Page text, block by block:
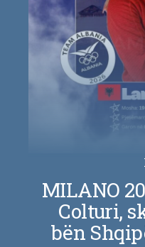
MILANO
Colturi,
bën